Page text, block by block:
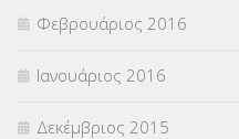
Φεβρουάριος 2016
Ιανουάριος 2016
Δεκέμβριος 2015